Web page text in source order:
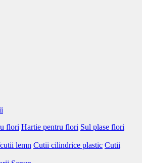
flori Hartie pentru flori Sul plase flori
lemn Cutii cilindrice plastic Cutii